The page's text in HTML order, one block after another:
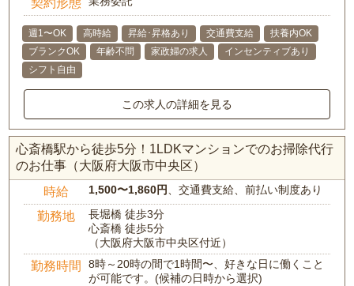
週1〜OK 高時給 昇給･昇格あり 交通費支給
扶養内OK
ブランクOK
年齢不問 家政婦の求人
インセンティブあり
シフト自由
この求人の詳細を見る
心斎橋駅から徒歩5分！1LDKマンションでのお掃除代行
のお仕事（大阪府大阪市中央区）
時給 1,500〜1,860円、交通費支給、前払い制度あり
勤務地
長堀橋 徒歩3分
心斎橋 徒歩5分
（大阪府大阪市中央区付近）
勤務時間
8時～20時の間で1時間〜、好きな日に働くこと
が可能です。(候補の日時から選択)